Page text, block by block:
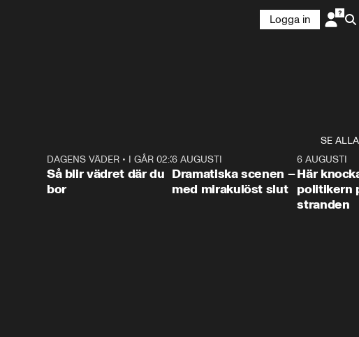
Logga in
SE ALLA
1:06
DAGENS VÄDER• I GÅR 02:30
Så blir vädret där du
bor
0:42
6 AUGUSTI
Dramatiska scenen –
med mirakulöst slut
6 AUGUSTI
Här
politikern
stranden